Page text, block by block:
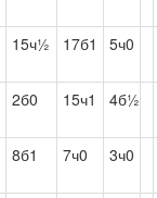
15ч½ 17б1 5ч0
2б0 15ч1 4б½
8б1 7ч0 3ч0